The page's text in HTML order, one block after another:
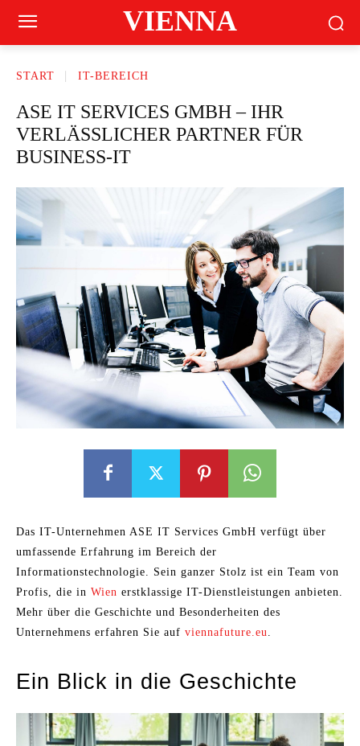
VIENNA
START IT-BEREICH
ASE IT SERVICES GMBH – IHR
VERLÄSSLICHER PARTNER FÜR
BUSINESS-IT
Das IT-Unternehmen ASE IT Services GmbH verfügt über
umfassende Erfahrung im Bereich der
Informationstechnologie. Sein ganzer Stolz ist ein Team von
Profis, die in Wien erstklassige IT-Dienstleistungen anbieten.
Mehr über die Geschichte und Besonderheiten des
Unternehmens erfahren Sie auf viennafuture.eu.
Ein Blick in die Geschichte